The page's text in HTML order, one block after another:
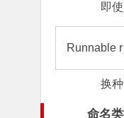
即使是
Runnable
换种说
命名类